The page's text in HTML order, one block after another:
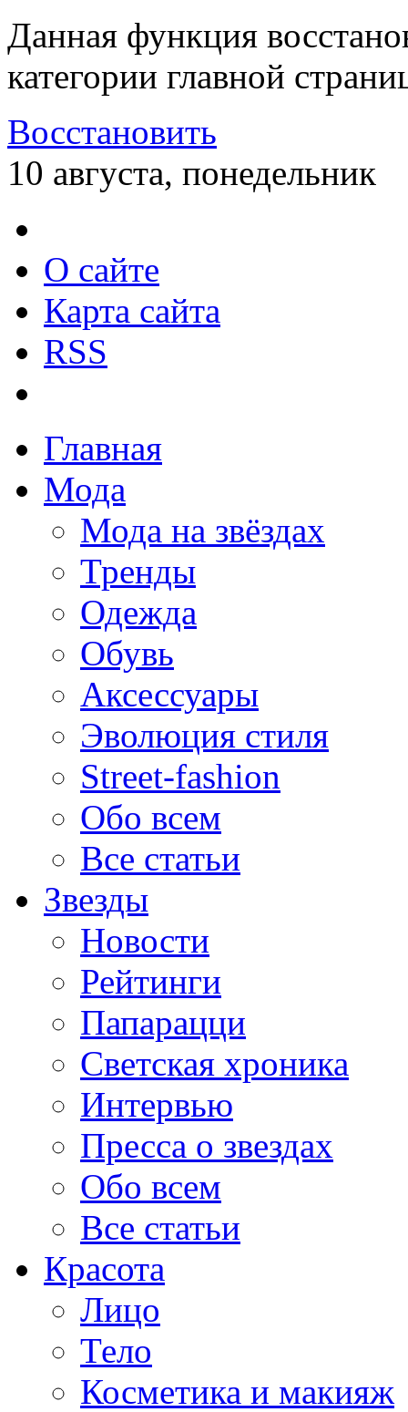
Данная функция
категории главной
Восстановить
10 августа, понедельник
О сайте
Карта сайта
RSS
Главная
Мода
Мода на звёздах
Тренды
Одежда
Обувь
Аксессуары
Эволюция стиля
Street-fashion
Обо всем
Все статьи
Звезды
Новости
Рейтинги
Папарацци
Светская хроника
Интервью
Пресса о звездах
Обо всем
Все статьи
Красота
Лицо
Тело
Косметика и макияж